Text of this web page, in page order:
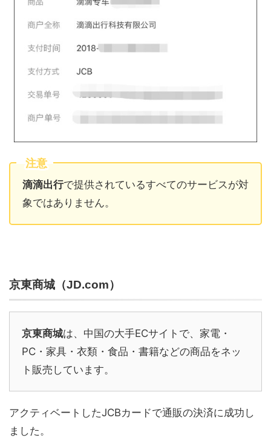
注意
滴滴出行で提供されているすべてのサービスが対
象ではありません。
京東商城（JD.com）
京東商城は、中国の大手ECサイトで、家電・
PC・家具・衣類・食品・書籍などの商品をネッ
ト販売しています。
アクティベートしたJCBカードで通販の決済に成功し
ました。